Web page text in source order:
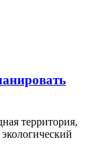
территория,